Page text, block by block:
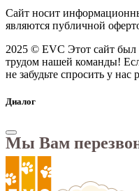
Сайт носит
являются публичной
2025 © EVC Этот сайт
трудом нашей команды!
не забудьте спросить у нас
Диалог
Мы Вам